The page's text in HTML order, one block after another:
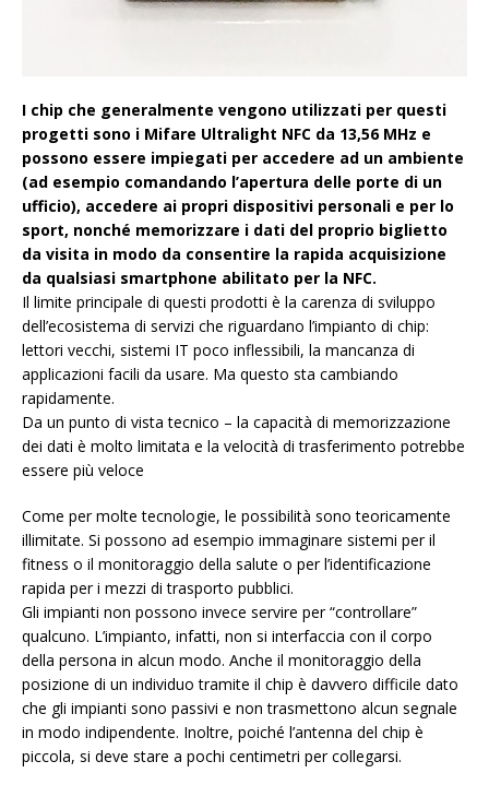
I chip che generalmente vengono utilizzati per questi
progetti sono i Mifare Ultralight NFC da 13,56 MHz e
possono essere impiegati per accedere ad un ambiente
(ad esempio comandando l’apertura delle porte di un
ufficio), accedere ai propri dispositivi personali e per lo
sport, nonché memorizzare i dati del proprio biglietto
da visita in modo da consentire la rapida acquisizione
da qualsiasi smartphone abilitato per la NFC.
Il limite principale di questi prodotti è la carenza di sviluppo
dell’ecosistema di servizi che riguardano l’impianto di chip:
lettori vecchi, sistemi IT poco inflessibili, la mancanza di
applicazioni facili da usare. Ma questo sta cambiando
rapidamente.
Da un punto di vista tecnico – la capacità di memorizzazione
dei dati è molto limitata e la velocità di trasferimento potrebbe
essere più veloce
Come per molte tecnologie, le possibilità sono teoricamente
illimitate. Si possono ad esempio immaginare sistemi per il
fitness o il monitoraggio della salute o per l’identificazione
rapida per i mezzi di trasporto pubblici.
Gli impianti non possono invece servire per “controllare”
qualcuno. L’impianto, infatti, non si interfaccia con il corpo
della persona in alcun modo. Anche il monitoraggio della
posizione di un individuo tramite il chip è davvero difficile dato
che gli impianti sono passivi e non trasmettono alcun segnale
in modo indipendente. Inoltre, poiché l’antenna del chip è
piccola, si deve stare a pochi centimetri per collegarsi.